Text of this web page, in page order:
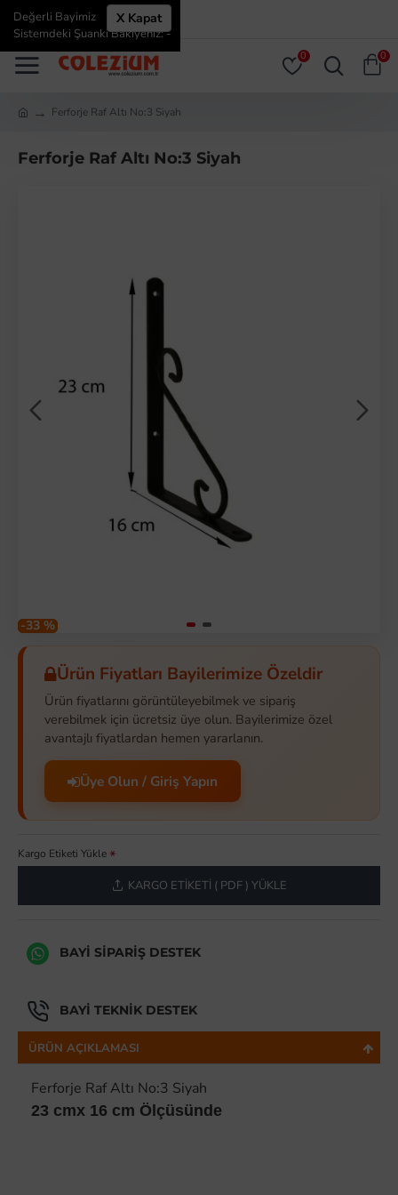
ÜYE GIRIŞI ÜYE OL
0 0
X Kapat
Değerli Bayimiz
Sistemdeki Şuanki Bakiyeniz: -
Ferforje Raf Altı No:3 Siyah
Ferforje Raf Altı No:3 Siyah
-33 %
Ürün Fiyatları Bayilerimize Özeldir
Ürün fiyatlarını görüntüleyebilmek ve sipariş
verebilmek için ücretsiz üye olun. Bayilerimize özel
avantajlı fiyatlardan hemen yararlanın.
Üye Olun / Giriş Yapın
Kargo Etiketi Yükle
KARGO ETIKETI ( PDF ) YÜKLE
BAYI SIPARIŞ DESTEK
BAYI TEKNIK DESTEK
ÜRÜN AÇIKLAMASI
Ferforje Raf Altı No:3 Siyah
23 cmx 16 cm Ölçüsünde